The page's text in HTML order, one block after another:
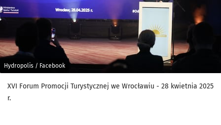
Hydropolis / Facebook
XVI Forum Promocji Turystycznej we Wrocławiu - 28 kwietnia 2025
r.